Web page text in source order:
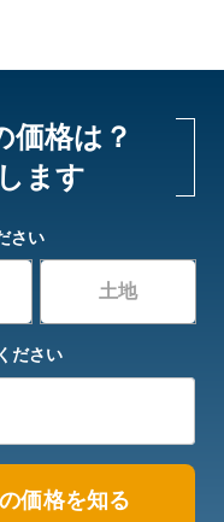
価格は？
ます
さい
土地
ださい
価格を知る